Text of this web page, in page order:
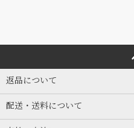
返品について
配送・送料について